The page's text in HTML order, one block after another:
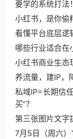
要学的系统打法
小红书，是你偷
看懂平台底层逻
哪些行业适合在
小红书商业生态
养流量，建IP，
私域IP=长期信
买”？
第三张图片文字
7月5日（周六